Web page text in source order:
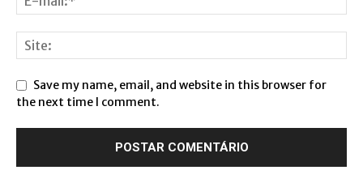
Save my name, email, and website in this browser for
the next time I comment.